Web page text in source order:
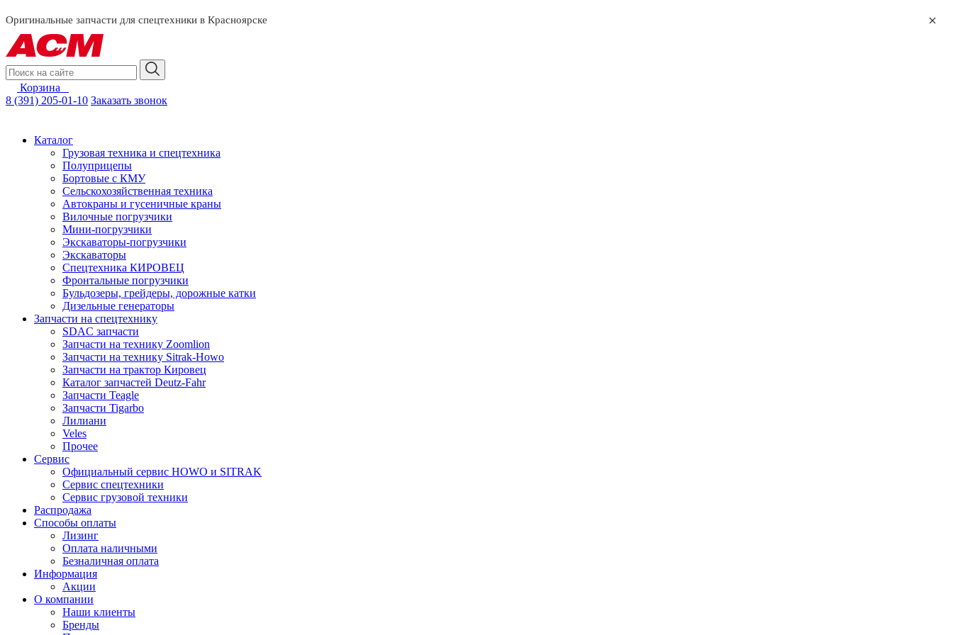
Оригинальные запчасти для спецтехники в Красноярске
Корзина
8 (391) 205-01-10 Заказать звонок
Каталог
Грузовая техника и спецтехника
Полуприцепы
Бортовые с КМУ
Сельскохозяйственная техника
Автокраны и гусеничные краны
Вилочные погрузчики
Мини-погрузчики
Экскаваторы-погрузчики
Экскаваторы
Спецтехника КИРОВЕЦ
Фронтальные погрузчики
Бульдозеры, грейдеры, дорожные катки
Дизельные генераторы
Запчасти на спецтехнику
SDAC запчасти
Запчасти на технику Zoomlion
Запчасти на технику Sitrak-Howo
Запчасти на трактор Кировец
Каталог запчастей Deutz-Fahr
Запчасти Teagle
Запчасти Tigarbo
Лилиани
Veles
Прочее
Сервис
Официальный сервис HOWO и SITRAK
Сервис спецтехники
Сервис грузовой техники
Распродажа
Способы оплаты
Лизинг
Оплата наличными
Безналичная оплата
Информация
Акции
О компании
Наши клиенты
Бренды